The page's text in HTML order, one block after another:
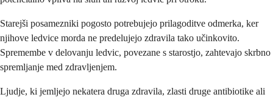
Starejši posamezniki pogosto potrebujejo prilagoditve odmerka, ker
njihove ledvice morda ne predelujejo zdravila tako učinkovito.
Spremembe v delovanju ledvic, povezane s starostjo, zahtevajo skrbno
spremljanje med zdravljenjem.
Ljudje, ki jemljejo nekatera druga zdravila, zlasti druge antibiotike ali